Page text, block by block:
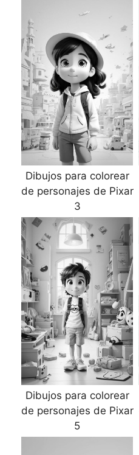
Dibujos para colorear
de personajes de Pixar
3
Dibujos para colorear
de personajes de Pixar
5